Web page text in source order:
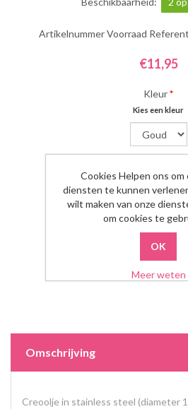
Artikelnummer Voorraad
€11,95
Kleur*
Kies een kleur
Aantal:
Omschrijving
Creoolje in stainless steel (diameter
Cookies Helpen ons
diensten te kunnen
wilt maken van onze
om cookies te
Meer weten